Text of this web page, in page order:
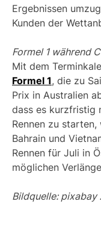
Ergebnissen
Kunden der
Formel 1 während
Mit dem
Formel 1, die zu
Prix in Australien
dass es kurzfristig
Rennen zu
Bahrain und
Rennen für Juli in
möglichen
Bildquelle: pixabay